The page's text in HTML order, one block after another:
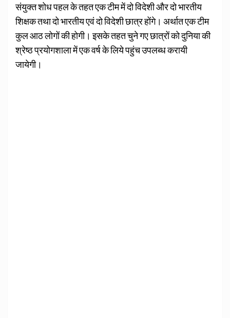
संयुक्त शोध पहल के तहत एक टीम में दो विदेशी और दो भारतीय
शिक्षक तथा दो भारतीय एवं दो विदेशी छात्र होंगे। अर्थात एक टीम
कुल आठ लोगों की होगी। इसके तहत चुने गए छात्रों को दुनिया की
श्रेष्ठ प्रयोगशाला में एक वर्ष के लिये पहुंच उपलब्ध करायी
जायेगी।